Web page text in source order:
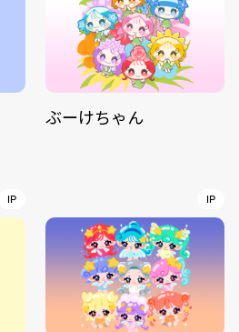
ぶーけちゃん
IP IP